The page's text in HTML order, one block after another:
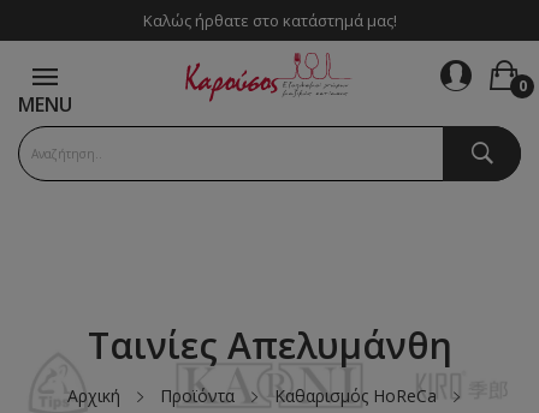
Καλώς ήρθατε στο κατάστημά μας!
MENU
0
Ταινίες Απελυμάνθη
Αρχική Προϊόντα
Καθαρισμός HoReCa